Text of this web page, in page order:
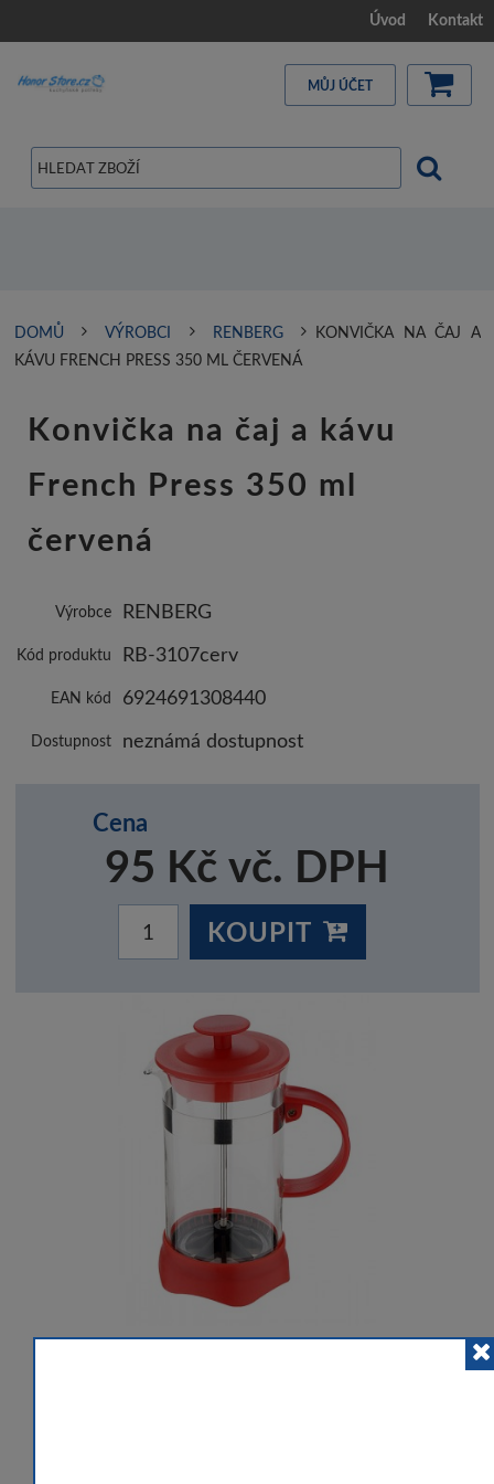
Úvod Kontakt
MŮJ ÚČET
DOMŮ VÝROBCI RENBERG
KONVIČKA NA ČAJ A
KÁVU FRENCH PRESS 350 ML ČERVENÁ
Konvička na čaj a kávu
French Press 350 ml
červená
Výrobce RENBERG
Kód produktu RB-3107cerv
EAN kód 6924691308440
Dostupnost neznámá dostupnost
Cena
95 Kč vč. DPH
KOUPIT